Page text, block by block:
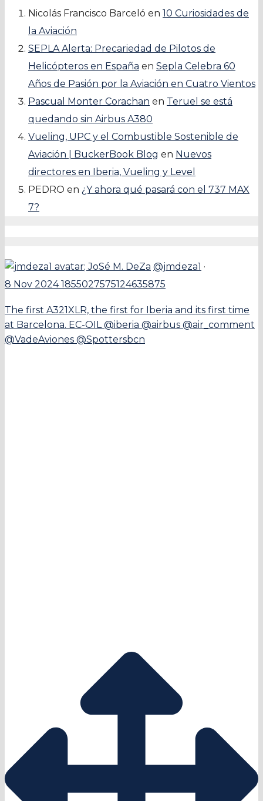
Nicolás Francisco Barceló en 10 Curiosidades de
la Aviación
SEPLA Alerta: Precariedad de Pilotos de
Helicópteros en España en Sepla Celebra 60
Años de Pasión por la Aviación en Cuatro Vientos
Pascual Monter Corachan en Teruel se está
quedando sin Airbus A380
Vueling, UPC y el Combustible Sostenible de
Aviación | BuckerBook Blog en Nuevos
directores en Iberia, Vueling y Level
PEDRO en ¿Y ahora qué pasará con el 737 MAX
7?
;JoSé M. DeZa @jmdeza1 ·
8 Nov 20241855027575124635875
The first A321XLR, the first for Iberia and its first time
at Barcelona. EC-OIL @iberia @airbus @air_comment
@VadeAviones @Spottersbcn